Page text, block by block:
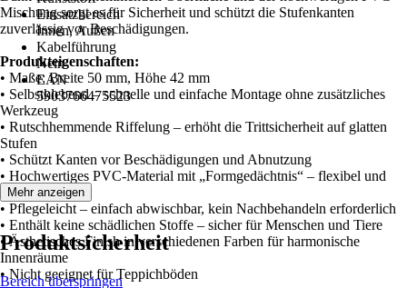
Einsatzbereich
Innen, Außen
Kabelführung
Nein
EAN
5903766475523
Mischung sorgt es für Sicherheit und schützt die Stufenkanten
zuverlässig vor Beschädigungen.
Produkteigenschaften:
• Maße: Breite 50 mm, Höhe 42 mm
• Selbstklebend – schnelle und einfache Montage ohne zusätzliches
Werkzeug
• Rutschhemmende Riffelung – erhöht die Trittsicherheit auf glatten
Stufen
• Schützt Kanten vor Beschädigungen und Abnutzung
• Hochwertiges PVC-Material mit „Formgedächtnis“ – flexibel und
langlebig
• Pflegeleicht – einfach abwischbar, kein Nachbehandeln erforderlich
• Enthält keine schädlichen Stoffe – sicher für Menschen und Tiere
• Ästhetisches Finish in verschiedenen Farben für harmonische
Innenräume
• Nicht geeignet für Teppichböden
Mehr anzeigen
Produktsicherheit
Bereich überspringen